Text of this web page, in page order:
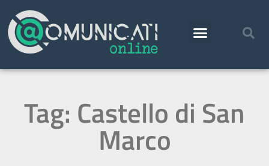
Tag: Castello di San
Marco